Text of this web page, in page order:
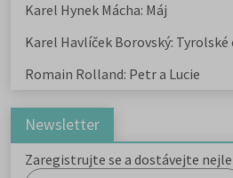
Karel Hynek Mácha: Máj
Karel Havlíček Borovský: Tyrolské
Romain Rolland: Petr a Lucie
Newsletter
Zaregistrujte se a dostávejte